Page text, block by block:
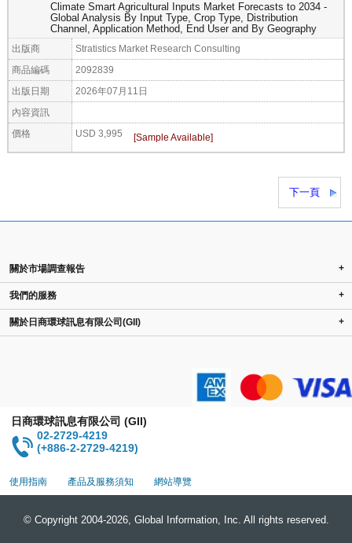
Climate Smart Agricultural Inputs Market Forecasts to 2034 -
Global Analysis By Input Type, Crop Type, Distribution
Channel, Application Method, End User and By Geography
出版商 Stratistics Market Research Consulting
商品編碼 2092839
出版日期 2026年07月11日
內容資訊
價格 USD 3,995
下一頁
關於市場調查報告 +
我們的服務 +
關於日商環球訊息有限公司(GII) +
日商環球訊息有限公司 (GII)
02-2729-4219
(+886-2-2729-4219)
使用指南 產品及服務須知 網站導覽
© Copyright 2004-2026, Global Information, Inc. All rights reserved.